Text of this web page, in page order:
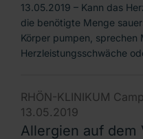
13.05.2019 – Kann das
die benötigte Menge
Körper pumpen, sprechen
Herzleistungsschwäche
RHÖN-KLINIKUM
13.05.2019
Allergien auf dem